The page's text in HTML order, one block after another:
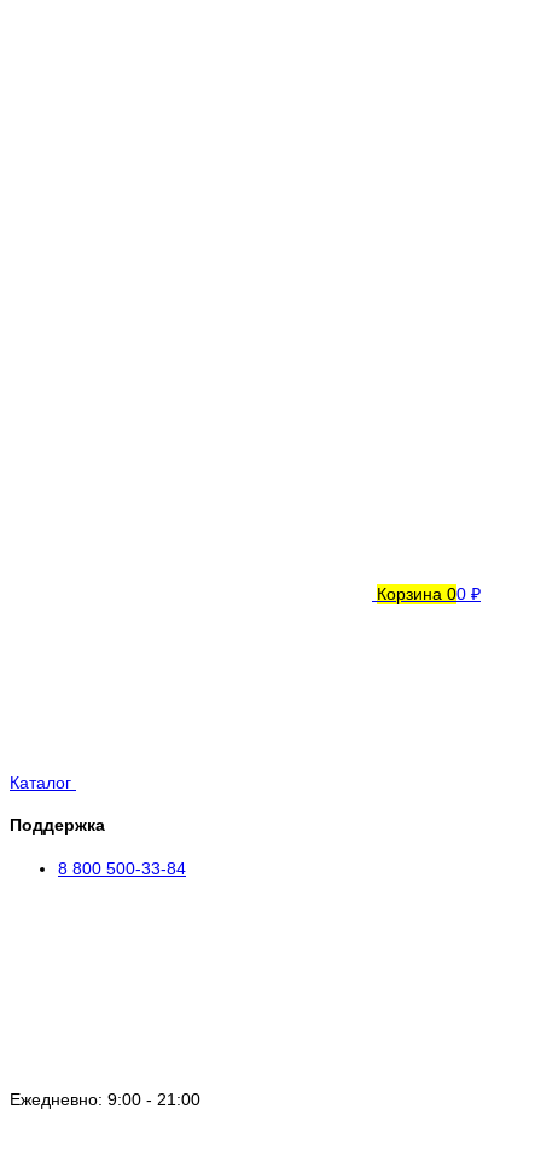
Корзина 00 ₽
Каталог
Поддержка
8 800 500-33-84
Ежедневно: 9:00 - 21:00